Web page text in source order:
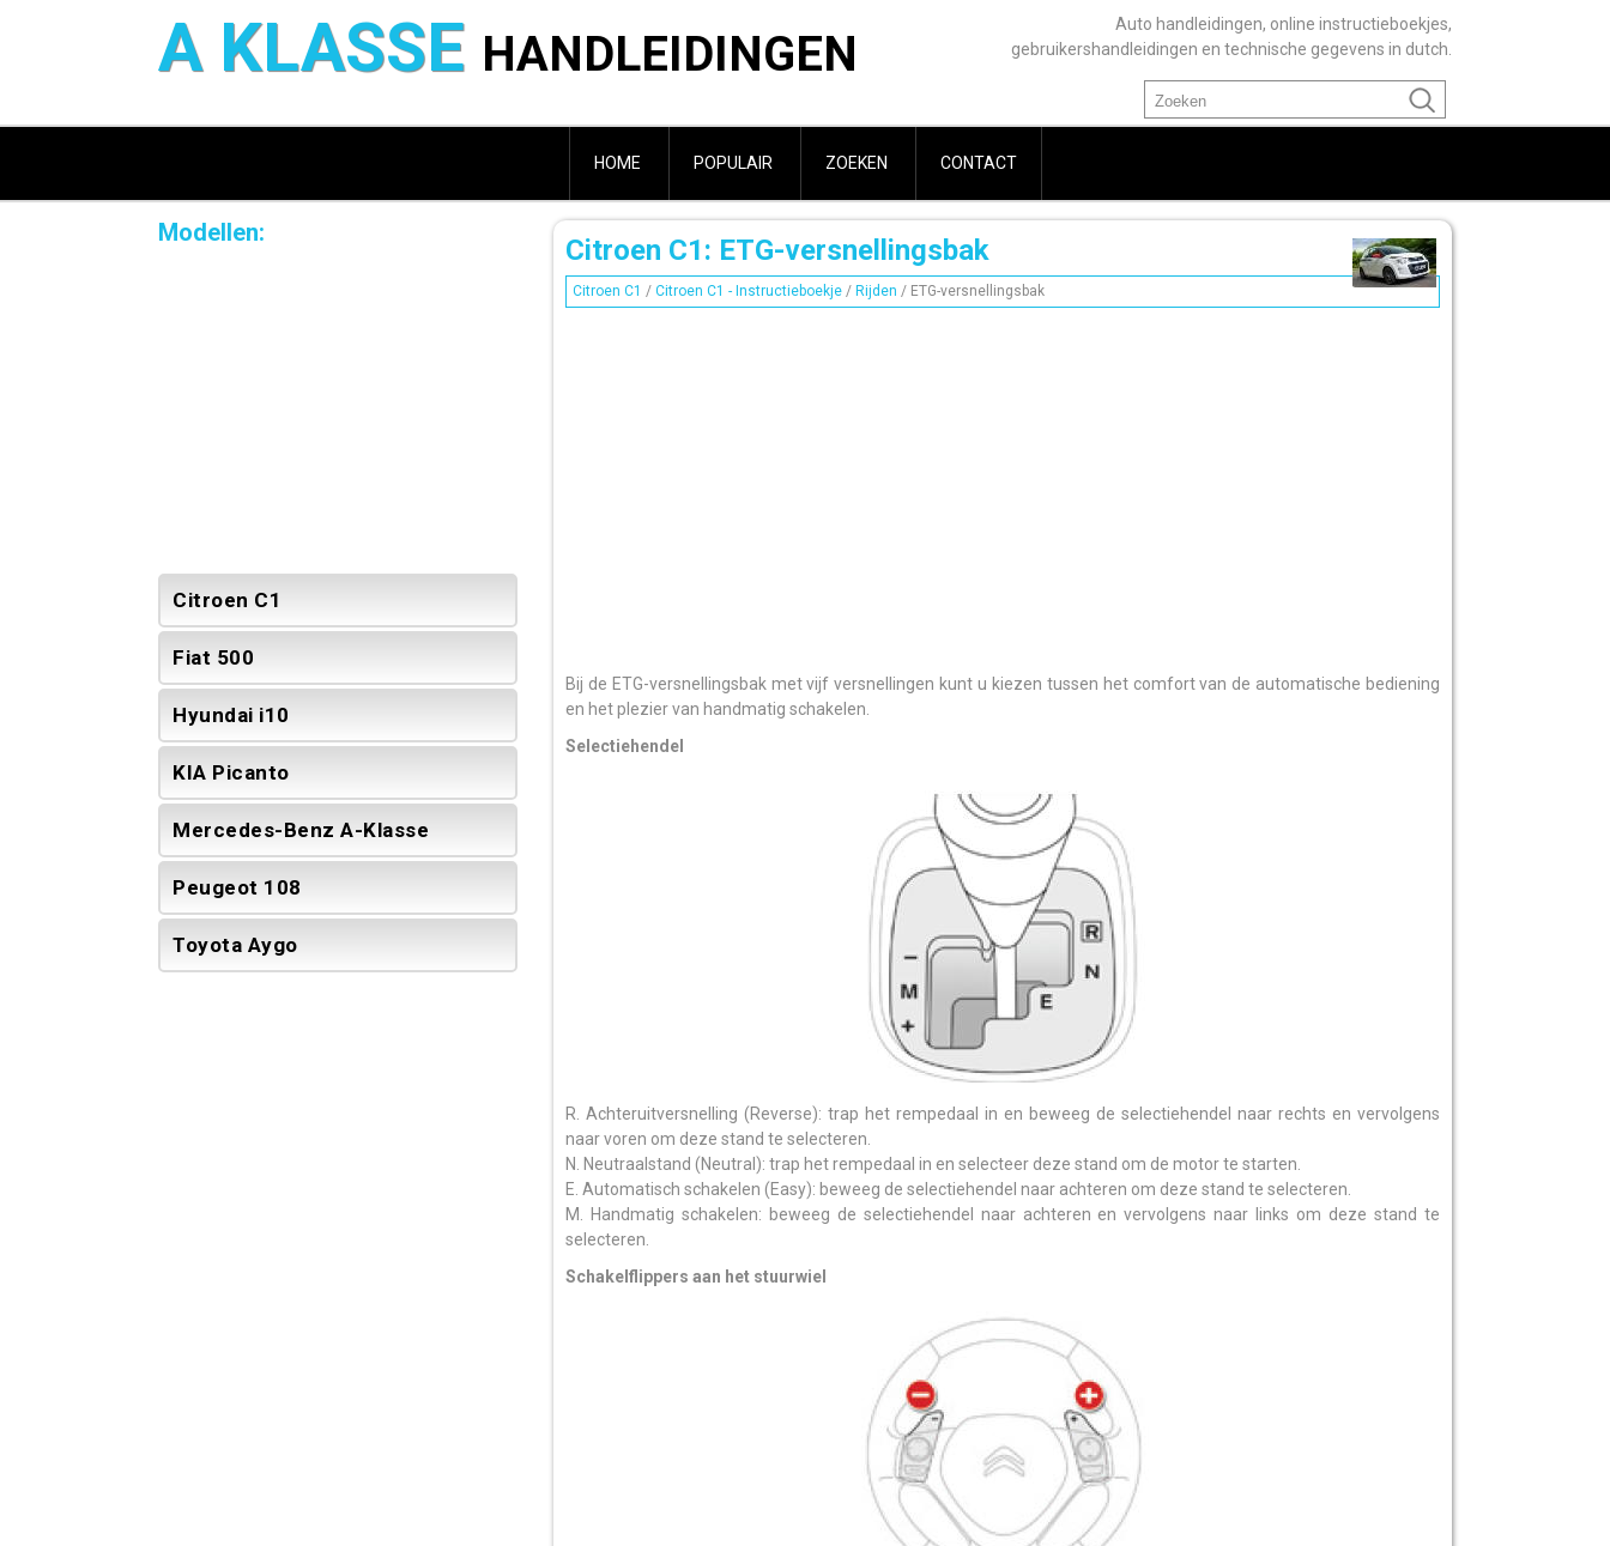
A KLASSE HANDLEIDINGEN
Auto handleidingen, online instructieboekjes,
gebruikershandleidingen en technische gegevens in dutch.
HOME POPULAIR ZOEKEN CONTACT
Citroen C1: ETG-versnellingsbak
Citroen C1 / Citroen C1 - Instructieboekje / Rijden / ETG-versnellingsbak
Bij de ETG-versnellingsbak met vijf versnellingen kunt u kiezen tussen het comfort van de automatische bediening
en het plezier van handmatig schakelen.
Selectiehendel
R. Achteruitversnelling (Reverse): trap het rempedaal in en beweeg de selectiehendel naar rechts en vervolgens
naar voren om deze stand te selecteren.
N. Neutraalstand (Neutral): trap het rempedaal in en selecteer deze stand om de motor te starten.
E. Automatisch schakelen (Easy): beweeg de selectiehendel naar achteren om deze stand te selecteren.
M. Handmatig schakelen: beweeg de selectiehendel naar achteren en vervolgens naar links om deze stand te
selecteren.
Schakelflippers aan het stuurwiel
Modellen:
Citroen C1
Fiat 500
Hyundai i10
KIA Picanto
Mercedes-Benz A-Klasse
Peugeot 108
Toyota Aygo